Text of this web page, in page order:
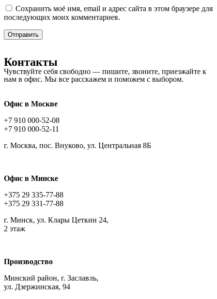
Сохранить моё имя, email и адрес сайта в этом браузере для
последующих моих комментариев.
Контакты
Чувствуйте себя свободно — пишите, звоните, приезжайте к
нам в офис. Мы все расскажем и поможем с выбором.
Офис в Москве
+7 910 000-52-08
+7 910 000-52-11
г. Москва, пос. Внуково, ул. Центральная 8Б
Офис в Минске
+375 29 335-77-88
+375 29 331-77-88
г. Минск, ул. Клары Цеткин 24,
2 этаж
Производство
Минский район, г. Заславль,
ул. Дзержинская, 94